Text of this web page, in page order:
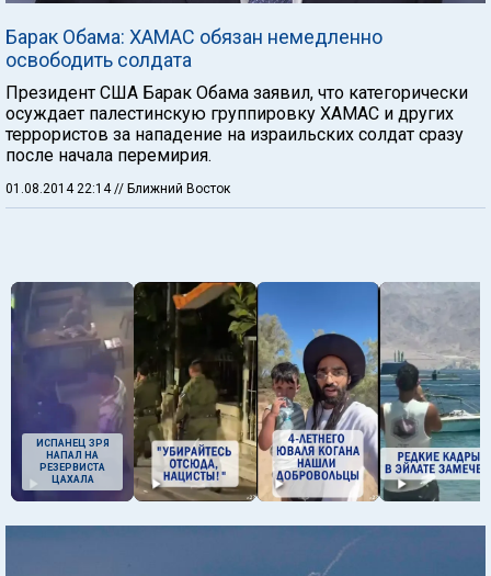
Барак Обама: ХАМАС обязан немедленно
освободить солдата
Президент США Барак Обама заявил, что категорически
осуждает палестинскую группировку ХАМАС и других
террористов за нападение на израильских солдат сразу
после начала перемирия.
01.08.2014 22:14// Ближний Восток
ИСПАНЕЦ ЗРЯ
НАПАЛ НА
РЕЗЕРВИСТА
ЦАХАЛА